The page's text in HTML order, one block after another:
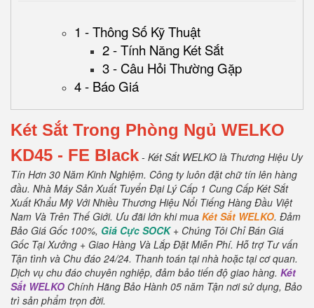
1 - Thông Số Kỹ Thuật
2 - Tính Năng Két Sắt
3 - Câu Hỏi Thường Gặp
4 - Báo Giá
Két Sắt Trong Phòng Ngủ WELKO
KD45 - FE Black - Két Sắt WELKO là Thương Hiệu Uy
Tín Hơn 30 Năm Kinh Nghiệm. Công ty luôn đặt chữ tín lên hàng
đầu. Nhà Máy Sản Xuất Tuyển Đại Lý Cấp 1 Cung Cấp Két Sắt
Xuất Khẩu Mỹ Với Nhiều Thương Hiệu Nổi Tiếng Hàng Đầu Việt
Nam Và Trên Thế Giới. Ưu đãi lớn khi mua Két Sắt WELKO. Đảm
Bảo Giá Gốc 100%, Giá Cực SOCK+ Chúng Tôi Chỉ Bán Giá
Gốc Tại Xưởng + Giao Hàng Và Lắp Đặt Miễn Phí. Hỗ trợ Tư vấn
Tận tình và Chu đáo 24/24. Thanh toán tại nhà hoặc tại cơ quan.
Dịch vụ chu đáo chuyên nghiệp, đảm bảo tiến độ giao hàng. Két
Sắt WELKO Chính Hãng Bảo Hành 05 năm Tận nơi sử dụng, Bảo
trì sản phẩm trọn đời.